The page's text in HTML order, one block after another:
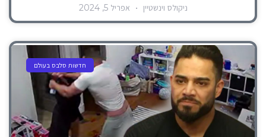
ניקולס וינשטיין אפריל 5, 2024
חדשות סלבס בעולם